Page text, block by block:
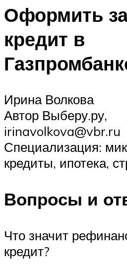
Оформить
кредит в
Ирина Волкова
Автор Выберу.ру,
irinavolkova@vbr.ru
Специализация:
кредиты, ипотека,
Вопросы и
Что значит
кредит?